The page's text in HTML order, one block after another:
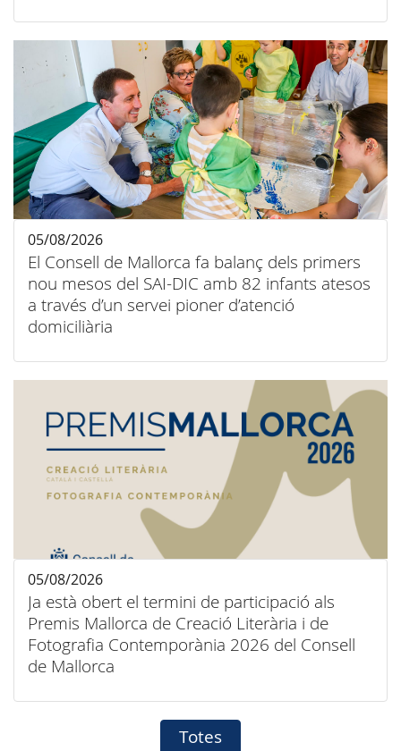
El Consell de Mallorca fa balanç dels primers
nou mesos del SAI-DIC amb 82 infants atesos
a través d’un servei pioner d’atenció
domiciliària
05/08/2026
Ja està obert el termini de participació als
Premis Mallorca de Creació Literària i de
Fotografia Contemporània 2026 del Consell
de Mallorca
05/08/2026
Totes